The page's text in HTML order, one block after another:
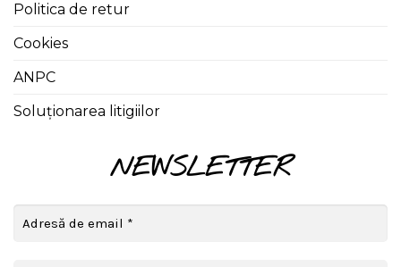
Politica de retur
Cookies
ANPC
Soluționarea litigiilor
NEWSLETTER